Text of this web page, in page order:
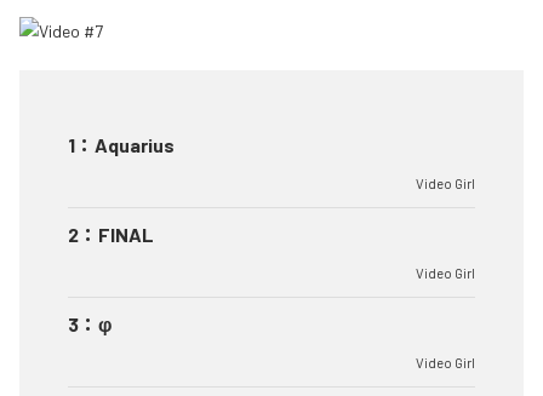
1 ： Aquarius
Video Girl
2 ： FINAL
Video Girl
3 ： φ
Video Girl